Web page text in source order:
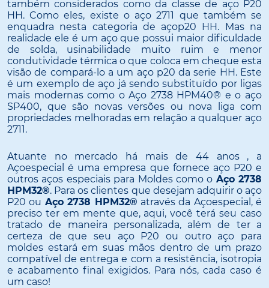
também considerados como da classe de aço P20
HH. Como eles, existe o aço 2711 que também se
enquadra nesta categoria de açop20 HH. Mas na
realidade ele é um aço que possui maior dificuldade
de solda, usinabilidade muito ruim e menor
condutividade térmica o que coloca em cheque esta
visão de compará-lo a um aço p20 da serie HH. Este
é um exemplo de aço já sendo substituído por ligas
mais modernas como o Aço 2738 HPM40® e o aço
SP400, que são novas versões ou nova liga com
propriedades melhoradas em relação a qualquer aço
2711.
Atuante no mercado há mais de 44 anos , a
Açoespecial é uma empresa que fornece aço P20 e
outros aços especiais para Moldes como o Aço 2738
HPM32®. Para os clientes que desejam adquirir o aço
P20 ou Aço 2738 HPM32® através da Açoespecial, é
preciso ter em mente que, aqui, você terá seu caso
tratado de maneira personalizada, além de ter a
certeza de que seu aço P20 ou outro aço para
moldes estará em suas mãos dentro de um prazo
compatível de entrega e com a resistência, isotropia
e acabamento final exigidos. Para nós, cada caso é
um caso!